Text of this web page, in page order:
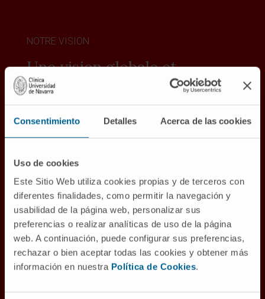
Consentimiento Detalles Acerca de las cookies
Uso de cookies
Este Sitio Web utiliza cookies propias y de terceros con
diferentes finalidades, como permitir la navegación y
usabilidad de la página web, personalizar sus
preferencias o realizar analíticas de uso de la página
web. A continuación, puede configurar sus preferencias,
rechazar o bien aceptar todas las cookies y obtener más
información en nuestra Política de Cookies.
NOTRE VISION
Une vision globale et
multidisciplinaire du cancer
guérison du cancer, grâce à des soins centrés
production et la diffusion de connaissances
scientifiques.
Pour ce faire, nous développons un
*Comprehensive Cancer Center* sur deux
sites, à Pampelune et à Madrid, qui soit une
référence en Europe et dans le monde en
matière de prise en charge des patients